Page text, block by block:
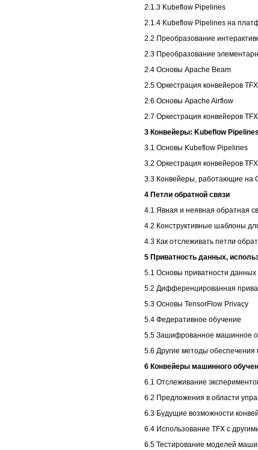
2.1.3 Kubeflow Pipelines
2.1.4 Kubeflow Pipelines на
2.2 Преобразование
2.3 Преобразование
2.4 Основы Apache Beam
2.5 Оркестрация конвейеров
2.6 Основы Apache Airflow
2.7 Оркестрация конвейеров
3 Конвейеры: Kubeflow Pipelines
3.1 Основы Kubeflow Pipelines
3.2 Оркестрация конвейеров
3.3 Конвейеры, работающие на
4 Петли обратной связи
4.1 Явная и неявная обратная
4.2 Конструктивные шаблоны
4.3 Как отслеживать петли
5 Приватность данных,
5.1 Основы приватности данных
5.2 Дифференцированная
5.3 Основы TensorFlow Privacy
5.4 Федеративное обучение
5.5 Зашифрованное машинное
5.6 Другие методы обеспечения
6 Конвейеры машинного
6.1 Отслеживание
6.2 Предложения в области
6.3 Будущие возможности
6.4 Использование TFX с
6.5 Тестирование моделей